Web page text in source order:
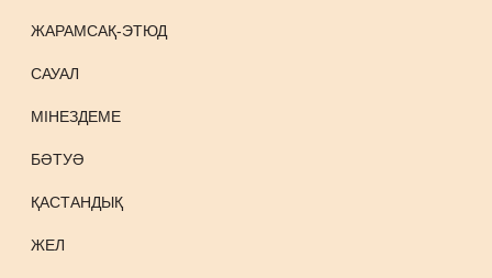
ЖАРАМСАҚ-ЭТЮД
САУАЛ
МІНЕЗДЕМЕ
БӘТУӘ
ҚАСТАНДЫҚ
ЖЕЛ